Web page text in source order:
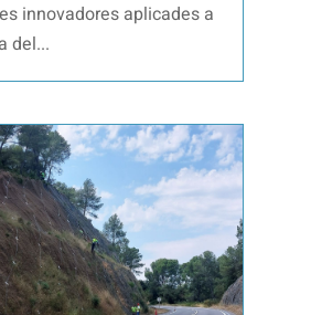
innovadores aplicades a
del...